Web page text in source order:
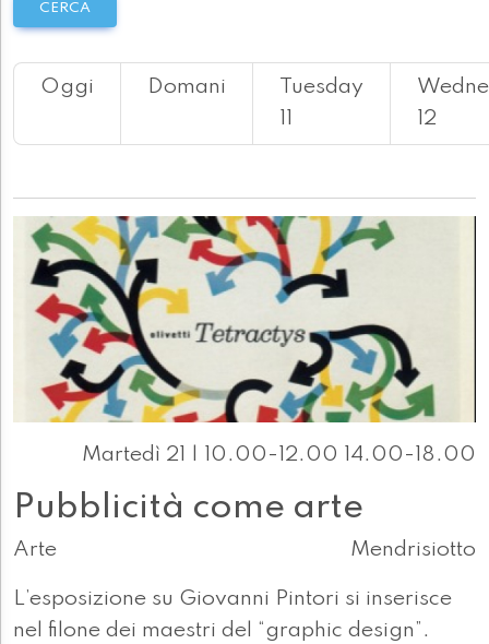
CERCA
Oggi Domani
Tuesday
11
12
Martedì 21 | 10.00-12.00 14.00-18.00
Pubblicità come arte
Arte Mendrisiotto
L’esposizione su Giovanni Pintori si inserisce
nel filone dei maestri del “graphic design”.